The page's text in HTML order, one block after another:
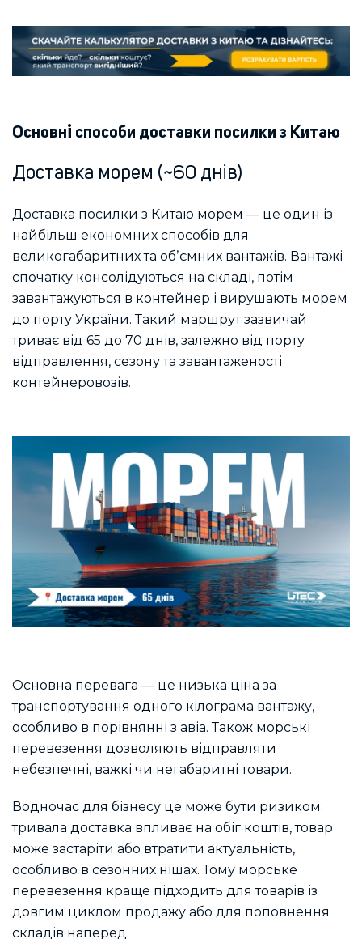
Основні способи доставки посилки з Китаю
Доставка морем (~60 днів)
Доставка посилки з Китаю морем — це один із
найбільш економних способів для
великогабаритних та обʼємних вантажів. Вантажі
спочатку консолідуються на складі, потім
завантажуються в контейнер і вирушають морем
до порту України. Такий маршрут зазвичай
триває від 65 до 70 днів, залежно від порту
відправлення, сезону та завантаженості
контейнеровозів.
Основна перевага — це низька ціна за
транспортування одного кілограма вантажу,
особливо в порівнянні з авіа. Також морські
перевезення дозволяють відправляти
небезпечні, важкі чи негабаритні товари.
Водночас для бізнесу це може бути ризиком:
тривала доставка впливає на обіг коштів, товар
може застаріти або втратити актуальність,
особливо в сезонних нішах. Тому морське
перевезення краще підходить для товарів із
довгим циклом продажу або для поповнення
складів наперед.